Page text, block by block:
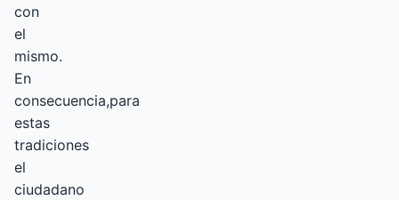
con
el
mismo.
En
consecuencia,para
estas
tradiciones
el
ciudadano